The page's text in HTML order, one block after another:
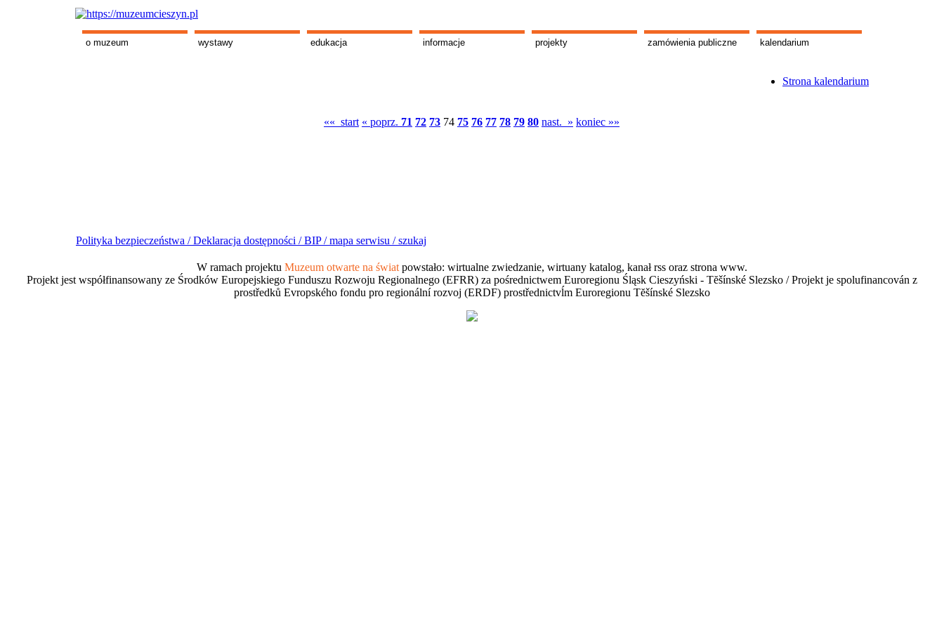
o muzeum wystawy edukacja informacje projekty zamówienia publiczne kalendarium
Strona kalendarium
«« start « poprz. 71 72 73 74 75 76 77 78 79 80 nast. » koniec »»
Polityka bezpieczeństwa /Deklaracja dostępności /BIP /mapa serwisu /szukaj
W ramach projektu Muzeum otwarte na świat powstało: wirtualne zwiedzanie, wirtuany katalog, kanał rss oraz strona www.
Projekt jest współfinansowany ze Środków Europejskiego Funduszu Rozwoju Regionalnego (EFRR) za pośrednictwem Euroregionu Śląsk Cieszyński - Tĕšínské Slezsko / Projekt je spolufinancován z
prostředků Evropského fondu pro regionální rozvoj (ERDF) prostřednictvĺm Euroregionu Tĕšínské Slezsko